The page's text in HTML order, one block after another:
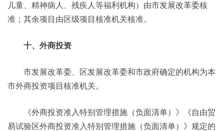
儿童、精神病人、残疾人等福利机构）由市发展改革委核
准；其余项目由区级项目核准机关核准。
十、外商投资
市发展改革委、区发展改革委和市政府确定的机构为本
市外商投资项目核准机关。
《外商投资准入特别管理措施（负面清单）》《自由贸
易试验区外商投资准入特别管理措施（负面清单）》规定的